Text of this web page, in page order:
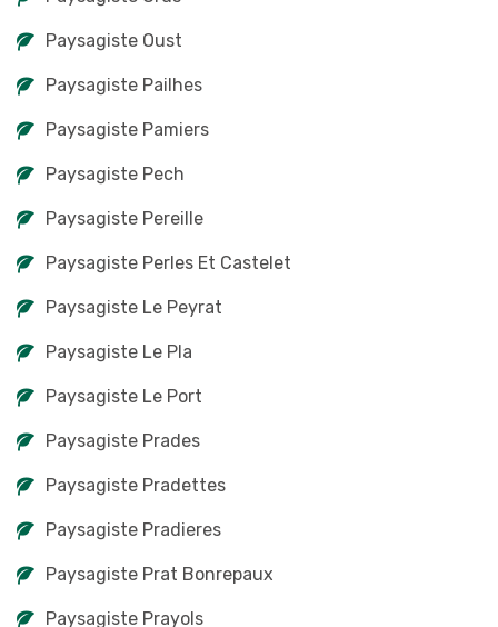
Paysagiste Oust
Paysagiste Pailhes
Paysagiste Pamiers
Paysagiste Pech
Paysagiste Pereille
Paysagiste Perles Et Castelet
Paysagiste Le Peyrat
Paysagiste Le Pla
Paysagiste Le Port
Paysagiste Prades
Paysagiste Pradettes
Paysagiste Pradieres
Paysagiste Prat Bonrepaux
Paysagiste Prayols